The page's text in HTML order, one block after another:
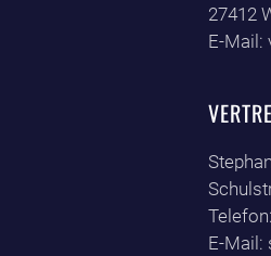
27412
E-Mail:
E-Mail: